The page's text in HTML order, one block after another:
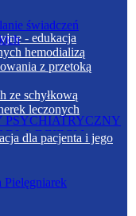
DLA DZIECI I
- edukacja
hemodializą
z przetoką
ze schyłkową
leczonych
dla pacjenta i jego
świadczeń
Pielęgniarek